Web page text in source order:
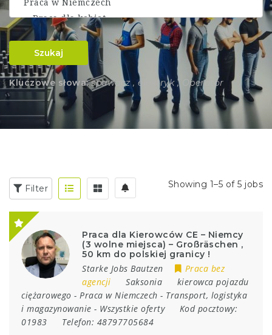
Szukaj
Kluczowe słowa: spawacz , elektryk , Operator
Filter Showing 1–5 of 5 jobs
Praca dla Kierowców CE – Niemcy
(3 wolne miejsca) – Großräschen ,
50 km do polskiej granicy !
Starke Jobs Bautzen
Praca bez
agencji
Saksonia
kierowca pojazdu
ciężarowego - Praca w Niemczech - Transport, logistyka
i magazynowanie - Wszystkie oferty
Kod pocztowy:
01983
Telefon: 48797705684